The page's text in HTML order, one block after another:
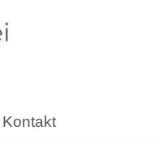
Kontakt